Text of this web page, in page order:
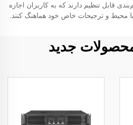
قابل تنظیم دارند که به کاربران اجازه
محیط و ترجیحات خاص خود هماهنگ کنند.
جدید